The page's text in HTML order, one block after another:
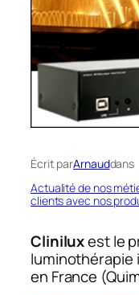
Écrit parArnauddans
Actualité de nos
clients avec nos
Cliniluxest le
luminothérapie
en France